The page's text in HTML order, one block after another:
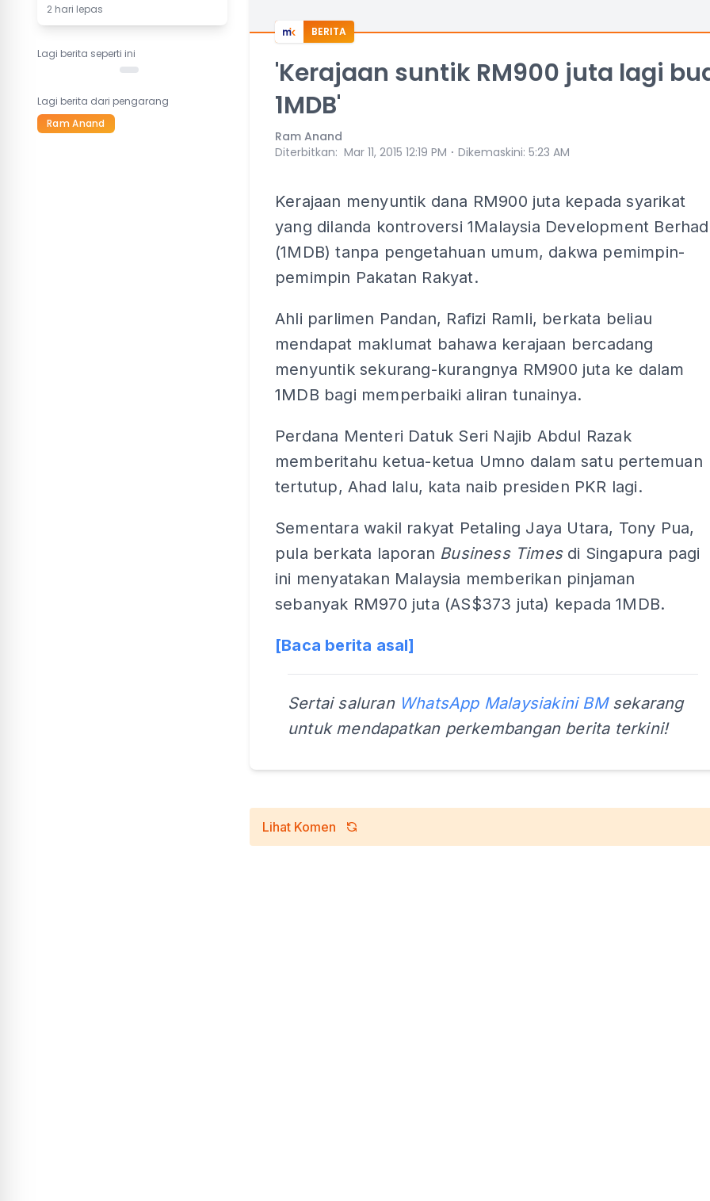
2 hari lepas
Lagi berita seperti ini
Lagi berita dari pengarang
Ram Anand
BERITA
'Kerajaan suntik RM900 juta lagi
1MDB'
Ram Anand
Diterbitkan: Mar 11, 2015 12:19 PM ⋅ Dikemaskini: 5:23 AM
Kerajaan menyuntik dana RM900 juta kepada syarikat
yang dilanda kontroversi 1Malaysia Development Berhad
(1MDB) tanpa pengetahuan umum, dakwa pemimpin-
pemimpin Pakatan Rakyat.
Ahli parlimen Pandan, Rafizi Ramli, berkata beliau
mendapat maklumat bahawa kerajaan bercadang
menyuntik sekurang-kurangnya RM900 juta ke dalam
1MDB bagi memperbaiki aliran tunainya.
Perdana Menteri Datuk Seri Najib Abdul Razak
memberitahu ketua-ketua Umno dalam satu pertemuan
tertutup, Ahad lalu, kata naib presiden PKR lagi.
Sementara wakil rakyat Petaling Jaya Utara, Tony Pua,
pula berkata laporan Business Times di Singapura pagi
ini menyatakan Malaysia memberikan pinjaman
sebanyak RM970 juta (AS$373 juta) kepada 1MDB.
[Baca berita asal]
Sertai saluran WhatsApp Malaysiakini BMsekarang
untuk mendapatkan perkembangan berita terkini!
Lihat Komen